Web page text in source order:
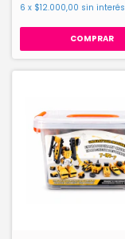
6 x $12.000,00 sin interés